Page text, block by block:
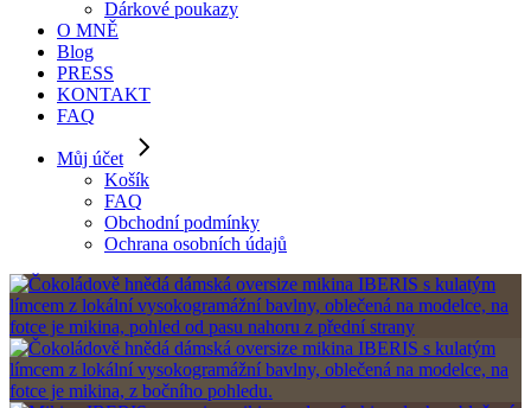
Dárkové poukazy
O MNĚ
Blog
PRESS
KONTAKT
FAQ
Můj účet
Košík
FAQ
Obchodní podmínky
Ochrana osobních údajů